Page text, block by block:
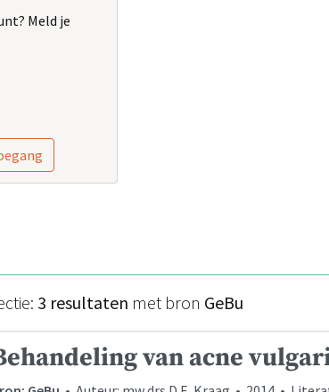
Meld je
3 resultaten met bron GeBu
van acne